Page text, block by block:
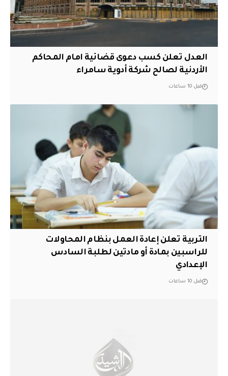
العدل تعلن كسب دعوى قضائية امام المحاكم
الأردنية لصالح شركة أدوية سامراء
قبل 10 ساعات
التربية تعلن إعادة العمل بنظام المحاولات
للراسبين بمادة أو مادتين لطلبة السادس
الإعدادي
قبل 10 ساعات